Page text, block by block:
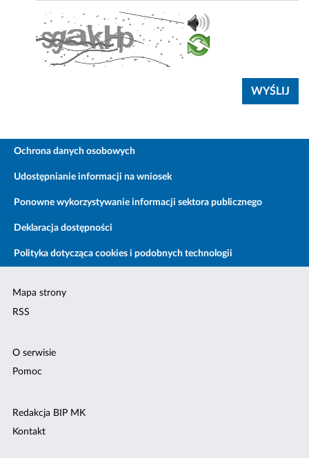
Ochrona danych osobowych
Udostępnianie informacji na wniosek
Ponowne wykorzystywanie informacji sektora publicznego
Deklaracja dostępności
Polityka dotycząca cookies i podobnych technologii
Mapa strony
RSS
O serwisie
Pomoc
Redakcja BIP MK
Kontakt